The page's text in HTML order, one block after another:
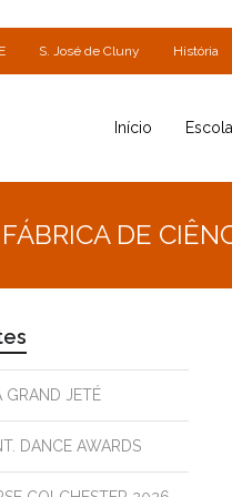
S. José de Cluny História
Início Escola
DE
GRAND JETÉ
DANCE AWARDS